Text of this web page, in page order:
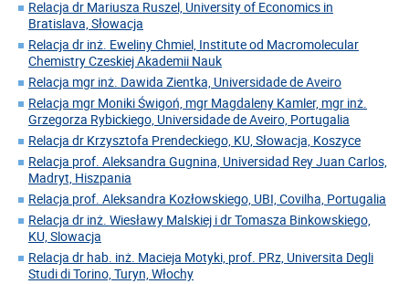
Relacja dr Mariusza Ruszel, University of Economics in
Bratislava, Słowacja
Relacja dr inż. Eweliny Chmiel, Institute od Macromolecular
Chemistry Czeskiej Akademii Nauk
Relacja mgr inż. Dawida Zientka, Universidade de Aveiro
Relacja mgr Moniki Świgoń, mgr Magdaleny Kamler, mgr inż.
Grzegorza Rybickiego, Universidade de Aveiro, Portugalia
Relacja dr Krzysztofa Prendeckiego, KU, Słowacja, Koszyce
Relacja prof. Aleksandra Gugnina, Universidad Rey Juan Carlos,
Madryt, Hiszpania
Relacja prof. Aleksandra Kozłowskiego, UBI, Covilha, Portugalia
Relacja dr inż. Wiesławy Malskiej i dr Tomasza Binkowskiego,
KU, Slowacja
Relacja dr hab. inż. Macieja Motyki, prof. PRz, Universita Degli
Studi di Torino, Turyn, Włochy